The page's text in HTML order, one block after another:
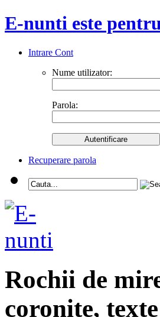
E-nunti este
Intrare Cont
Nume utilizator:
Parola:
Recuperare parola
Rochii de
coronite,